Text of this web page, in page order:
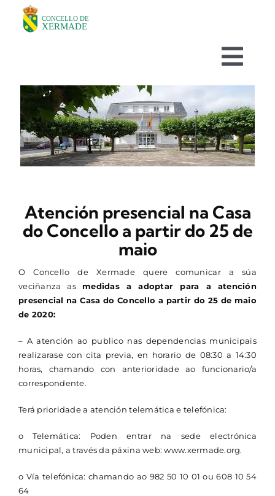
Skip
content
O CONCELLO
DEPARTAMENTOS
NOVAS
CONTACTO
Atención presencial na Casa
do Concello a partir do 25 de
maio
O Concello de Xermade quere comunicar a súa
veciñanza as medidas a adoptar para a atención
presencial na Casa do Concello a partir do 25 de maio
de 2020:
– A atención ao publico nas dependencias municipais
realizarase con cita previa, en horario de 08:30 a 14:30
horas, chamando con anterioridade ao funcionario/a
correspondente.
Terá prioridade a atención telemática e telefónica:
o Telemática: Poden entrar na sede electrónica
municipal, a través da páxina web: www.xermade.org.
o Vía telefónica: chamando ao 982 50 10 01 ou 608 10 54
64